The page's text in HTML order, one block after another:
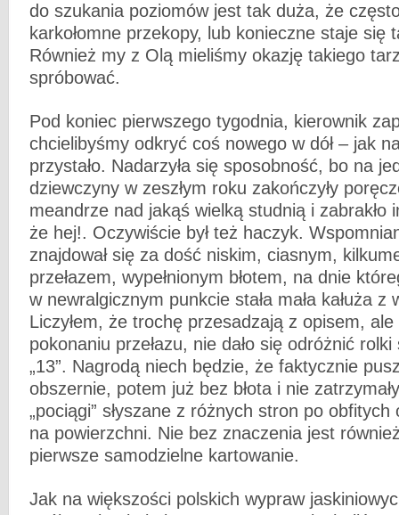
do szukania poziomów jest tak duża, że
karkołomne przekopy, lub konieczne staje się
Również my z Olą mieliśmy okazję takiego
spróbować.
Pod koniec pierwszego tygodnia, kierownik
chcielibyśmy odkryć coś nowego w dół – jak
przystało. Nadarzyła się sposobność, bo na
dziewczyny w zeszłym roku zakończyły
meandrze nad jakąś wielką studnią i zabrakło
że hej!. Oczywiście był też haczyk.
znajdował się za dość niskim, ciasnym,
przełazem, wypełnionym błotem, na dnie
w newralgicznym punkcie stała mała kałuża z
Liczyłem, że trochę przesadzają z opisem,
pokonaniu przełazu, nie dało się odróżnić
„13”. Nagrodą niech będzie, że faktycznie
obszernie, potem już bez błota i nie
„pociągi” słyszane z różnych stron po
na powierzchni. Nie bez znaczenia jest
pierwsze samodzielne kartowanie.
Jak na większości polskich wypraw